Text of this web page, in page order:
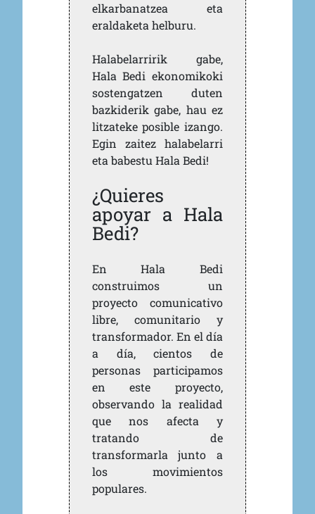
elkarbanatzea eta
eraldaketa helburu.
Halabelarririk gabe,
Hala Bedi ekonomikoki
sostengatzen duten
bazkiderik gabe, hau ez
litzateke posible izango.
Egin zaitez halabelarri
eta babestu Hala Bedi!
¿Quieres
apoyar a Hala
Bedi?
En Hala Bedi
construimos un
proyecto comunicativo
libre, comunitario y
transformador. En el día
a día, cientos de
personas participamos
en este proyecto,
observando la realidad
que nos afecta y
tratando de
transformarla junto a
los movimientos
populares.